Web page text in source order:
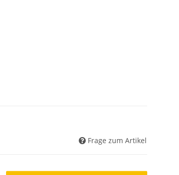
Frage zum Artikel